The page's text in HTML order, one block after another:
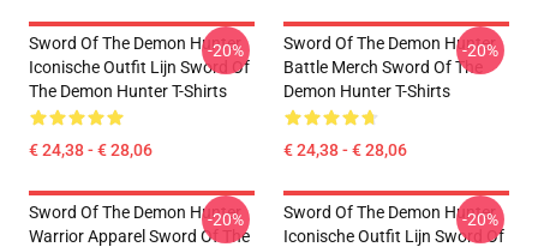
Sword Of The Demon Hunter
Iconische Outfit Lijn Sword Of
The Demon Hunter T-Shirts
€ 24,38 - € 28,06
-20%
Sword Of The Demon Hunter
Battle Merch Sword Of The
Demon Hunter T-Shirts
€ 24,38 - € 28,06
-20%
Sword Of The Demon Hunter
Warrior Apparel Sword Of The
-20%
Sword Of The Demon Hunter
Iconische Outfit Lijn Sword Of
-20%